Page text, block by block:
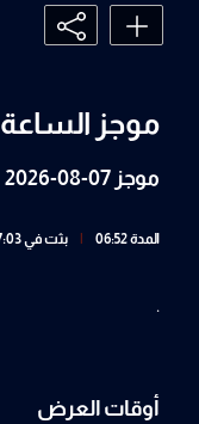
موجز الساعة 12:00
موجز 07-08-2026
المدة 06:52 بثت في 07:03
.
أوقات العرض